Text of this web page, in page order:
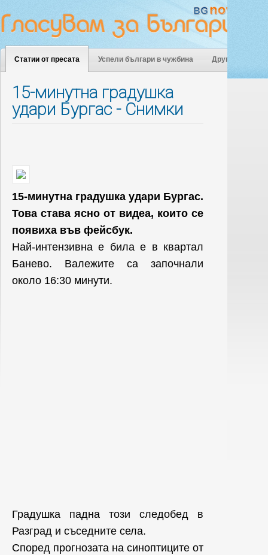
Статии от пресата Успели българи в чужбина Други
15-минутна градушка
удари Бургас - Снимки
15-минутна градушка удари Бургас.
Това става ясно от видеа, които се
появиха във фейсбук.
Най-интензивна е била е в квартал
Банево. Валежите са започнали
около 16:30 минути.
Градушка падна този следобед в
Разград и съседните села.
Според прогнозата на синоптиците от